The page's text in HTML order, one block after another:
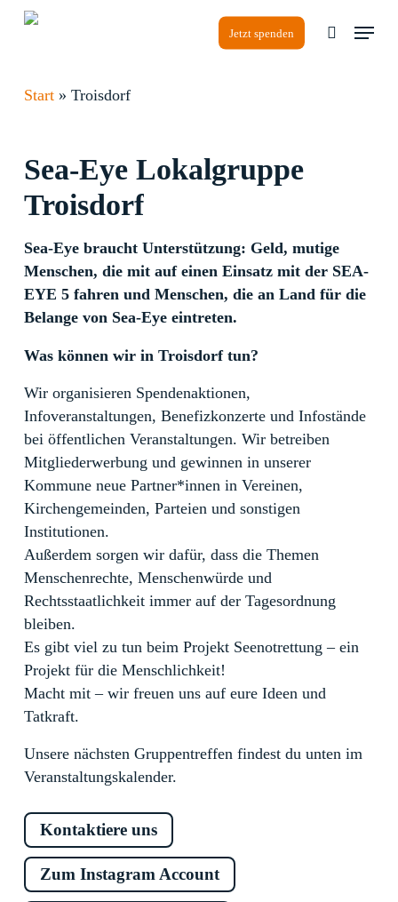
Skip
Jetzt spenden search
Menu
Start» Troisdorf
Sea-Eye Lokalgruppe
Troisdorf
Sea-Eye braucht Unterstützung: Geld, mutige
Menschen, die mit auf einen Einsatz mit der SEA-
EYE 5 fahren und Menschen, die an Land für die
Belange von Sea-Eye eintreten.
Was können wir in Troisdorf tun?
Wir organisieren Spendenaktionen,
Infoveranstaltungen, Benefizkonzerte und Infostände
bei öffentlichen Veranstaltungen. Wir betreiben
Mitgliederwerbung und gewinnen in unserer
Kommune neue Partner*innen in Vereinen,
Kirchengemeinden, Parteien und sonstigen
Institutionen.
Außerdem sorgen wir dafür, dass die Themen
Menschenrechte, Menschenwürde und
Rechtsstaatlichkeit immer auf der Tagesordnung
bleiben.
Es gibt viel zu tun beim Projekt Seenotrettung – ein
Projekt für die Menschlichkeit!
Macht mit – wir freuen uns auf eure Ideen und
Tatkraft.
Unsere nächsten Gruppentreffen findest du unten im
Veranstaltungskalender.
Kontaktiere uns
Zum Instagram Account